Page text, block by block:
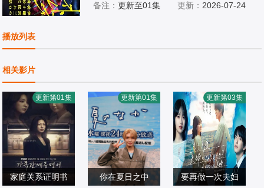
备注：更新至01集 更新： 2026-07-24
播放列表
相关影片
家庭关系证明书
更新第01集
你在夏日之中
更新第01集
要再做一次夫妇
更新第03集